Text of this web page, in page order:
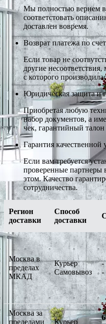
Мы полностью вернем
соответстовать
доставлен вовремя.
Возврат платежа по
Если товар не
другие
с которого
Юридическая защита и
Приобретая любую
набор документов, а
чек, гарантийный
Гарантия качественной
Если вам требуется
проверенные партнеры
этом. Качество
сотрудничества.
Регион
доставки
Способ
доставки
Москва в
пределах
МКАД
Курьер
Самовывоз
-
-
Москва за
пределами
Курьер